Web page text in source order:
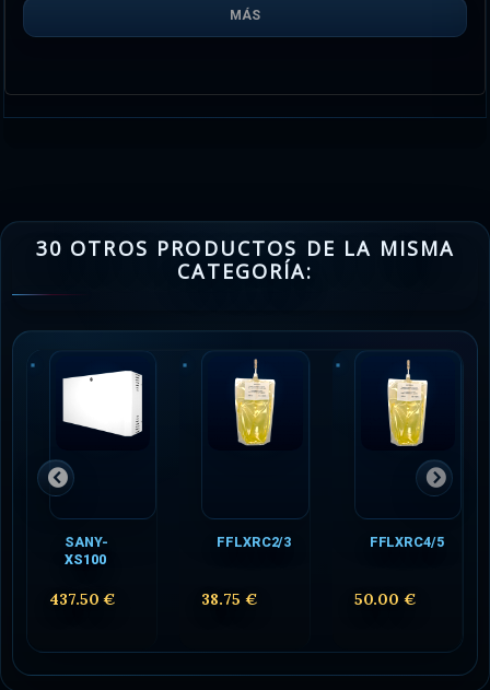
MÁS
30 OTROS PRODUCTOS DE LA MISMA
CATEGORÍA:
SANY-
XS100
437.50 €
FFLXRC2/3
38.75 €
FFLXRC4/5
50.00 €